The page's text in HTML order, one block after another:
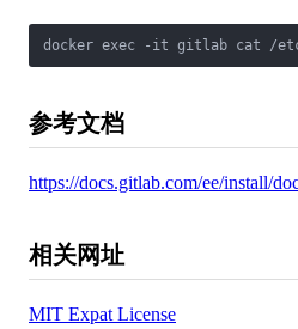
docker exec -it gitlab cat /
参考文档
https://docs.gitlab.com/ee/install/
相关网址
MIT Expat License